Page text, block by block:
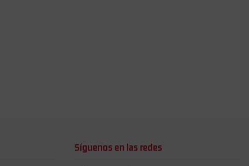
Síguenos en las redes